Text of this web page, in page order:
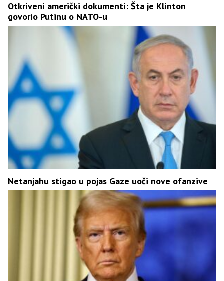
Otkriveni američki dokumenti: Šta je Klinton
govorio Putinu o NATO-u
Netanjahu stigao u pojas Gaze uoči nove ofanzive